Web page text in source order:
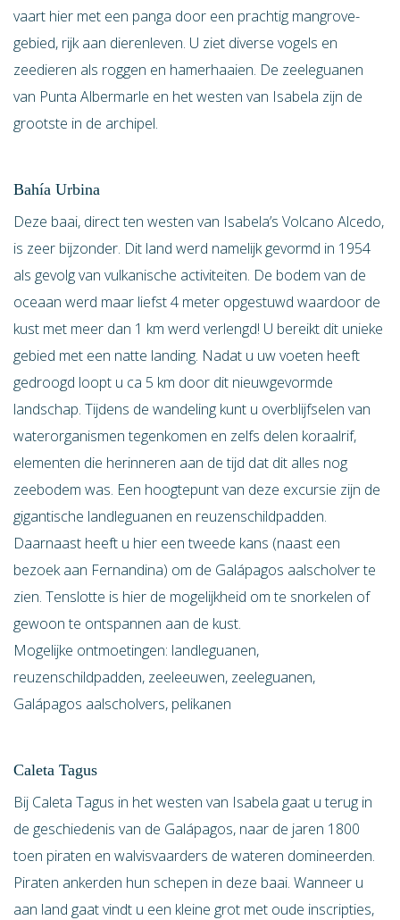
vaart hier met een panga door een prachtig mangrove-
gebied, rijk aan dierenleven. U ziet diverse vogels en
zeedieren als roggen en hamerhaaien. De zeeleguanen
van Punta Albermarle en het westen van Isabela zijn de
grootste in de archipel.
Bahía Urbina
Deze baai, direct ten westen van Isabela’s Volcano Alcedo,
is zeer bijzonder. Dit land werd namelijk gevormd in 1954
als gevolg van vulkanische activiteiten. De bodem van de
oceaan werd maar liefst 4 meter opgestuwd waardoor de
kust met meer dan 1 km werd verlengd! U bereikt dit unieke
gebied met een natte landing. Nadat u uw voeten heeft
gedroogd loopt u ca 5 km door dit nieuwgevormde
landschap. Tijdens de wandeling kunt u overblijfselen van
waterorganismen tegenkomen en zelfs delen koraalrif,
elementen die herinneren aan de tijd dat dit alles nog
zeebodem was. Een hoogtepunt van deze excursie zijn de
gigantische landleguanen en reuzenschildpadden.
Daarnaast heeft u hier een tweede kans (naast een
bezoek aan Fernandina) om de Galápagos aalscholver te
zien. Tenslotte is hier de mogelijkheid om te snorkelen of
gewoon te ontspannen aan de kust.
Mogelijke ontmoetingen: landleguanen,
reuzenschildpadden, zeeleeuwen, zeeleguanen,
Galápagos aalscholvers, pelikanen
Caleta Tagus
Bij Caleta Tagus in het westen van Isabela gaat u terug in
de geschiedenis van de Galápagos, naar de jaren 1800
toen piraten en walvisvaarders de wateren domineerden.
Piraten ankerden hun schepen in deze baai. Wanneer u
aan land gaat vindt u een kleine grot met oude inscripties,